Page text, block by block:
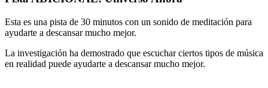
Esta es una pista de 30 minutos con un sonido de meditación para
ayudarte a descansar mucho mejor.
La investigación ha demostrado que escuchar ciertos tipos de música
en realidad puede ayudarte a descansar mucho mejor.